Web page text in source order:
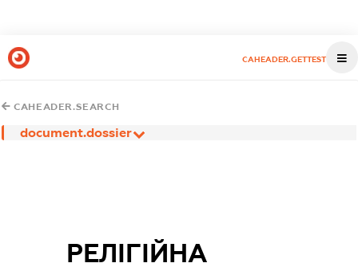
CAHEADER.GETTEST
CAHEADER.SEARCH
document.dossier
РЕЛІГІЙНА